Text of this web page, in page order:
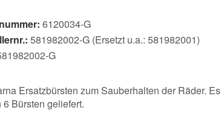
6120034-G
581982002-G (Ersetzt u.a.: 581982001)
G
Ersatzbürsten zum Sauberhalten der Räder. Es
6 Bürsten geliefert.